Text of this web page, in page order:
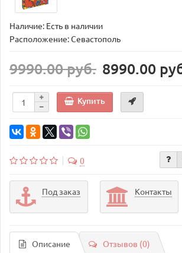
Наличие: Есть в наличии
Расположение: Севастополь
9990.00 руб. 8990.00
Купить
0
Под заказ Контакты
Описание Отзывов (0)